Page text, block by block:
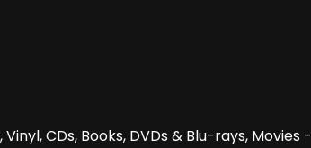
Vinyl, CDs, Books, DVDs & Blu-rays, Movies -